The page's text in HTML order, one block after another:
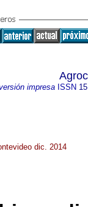
impresaISSN
dic. 2014